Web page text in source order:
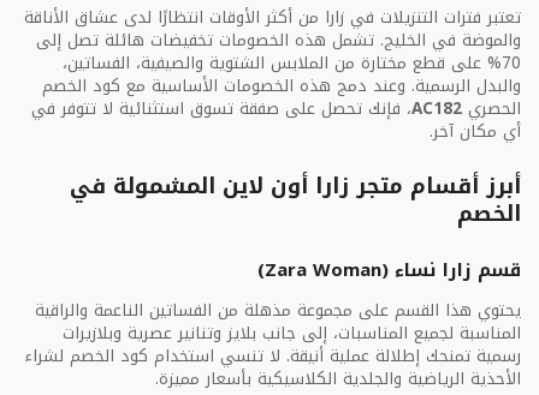
تعتبر فترات التنزيلات في زارا من أكثر الأوقات انتظارًا لدى عشاق الأناقة
والموضة في الخليج. تشمل هذه الخصومات تخفيضات هائلة تصل إلى
70% على قطع مختارة من الملابس الشتوية والصيفية، الفساتين،
والبدل الرسمية. وعند دمج هذه الخصومات الأساسية مع كود الخصم
الحصري AC182، فإنك تحصل على صفقة تسوق استثنائية لا تتوفر في
أي مكان آخر.
أبرز أقسام متجر زارا أون لاين المشمولة في
الخصم
قسم زارا نساء (Zara Woman)
يحتوي هذا القسم على مجموعة مذهلة من الفساتين الناعمة والراقية
المناسبة لجميع المناسبات، إلى جانب بلايز وتنانير عصرية وبلازيرات
رسمية تمنحك إطلالة عملية أنيقة. لا تنسي استخدام كود الخصم لشراء
الأحذية الرياضية والجلدية الكلاسيكية بأسعار مميزة.